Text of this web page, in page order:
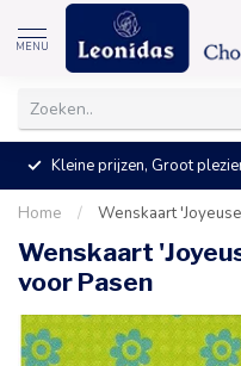
MENU
Kleine prijzen, Groot
Home / Wenskaart
Wenskaart
voor Pasen